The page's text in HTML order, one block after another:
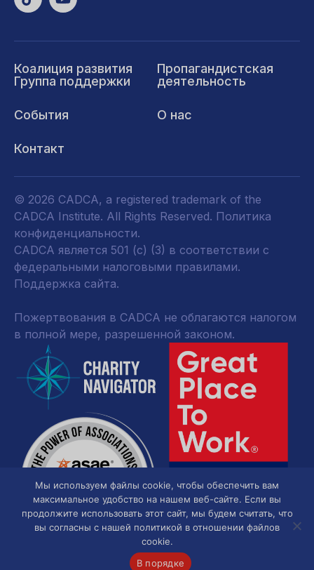
Коалиция развития
Группа поддержки
Пропагандистская
деятельность
События О нас
Контакт
© 2026 CADCA, a registered trademark of the
CADCA Institute. All Rights Reserved. Политика
конфиденциальности.
CADCA является 501 (c) (3) в соответствии с
федеральными налоговыми правилами.
Поддержка сайта.
Пожертвования в CADCA не облагаются налогом
в полной мере, разрешенной законом.
Мы используем файлы cookie, чтобы обеспечить вам
максимальное удобство на нашем веб-сайте. Если вы
продолжите использовать этот сайт, мы будем считать, что
вы согласны с нашей политикой в отношении файлов
cookie.
В порядке